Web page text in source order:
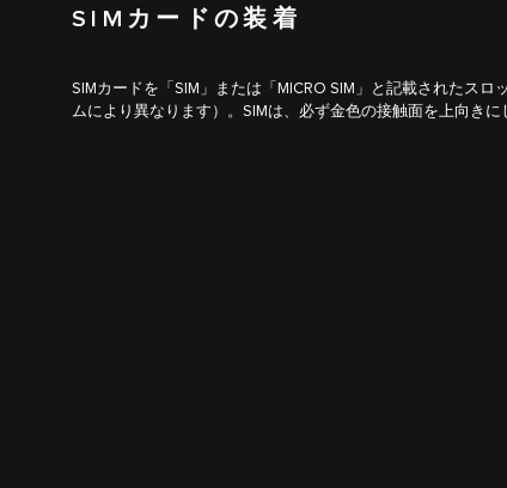
SIMカードの装着
SIMカードを「SIM」または「MICRO SIM」と記載されたス
ムにより異なります）。SIMは、必ず金色の接触面を上向きに